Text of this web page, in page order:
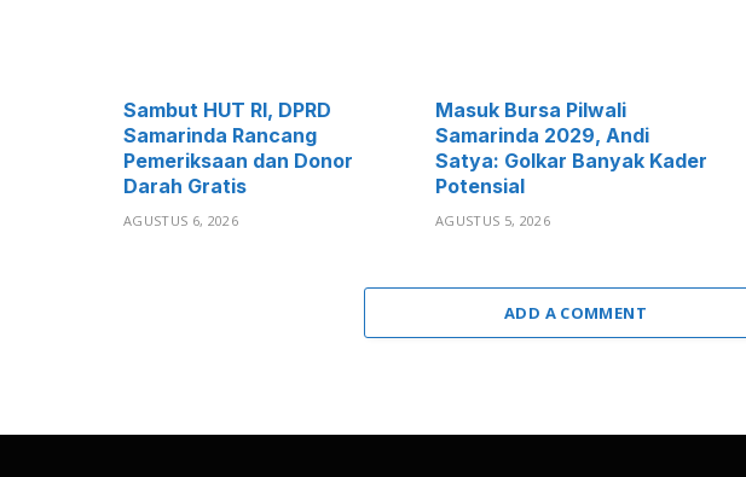
Sambut HUT RI, DPRD
Samarinda Rancang
Pemeriksaan dan Donor
Darah Gratis
AGUSTUS 6, 2026
Masuk Bursa Pilwali
Samarinda 2029, Andi
Satya: Golkar Banyak Kader
Potensial
AGUSTUS 5, 2026
ADD A COMMENT